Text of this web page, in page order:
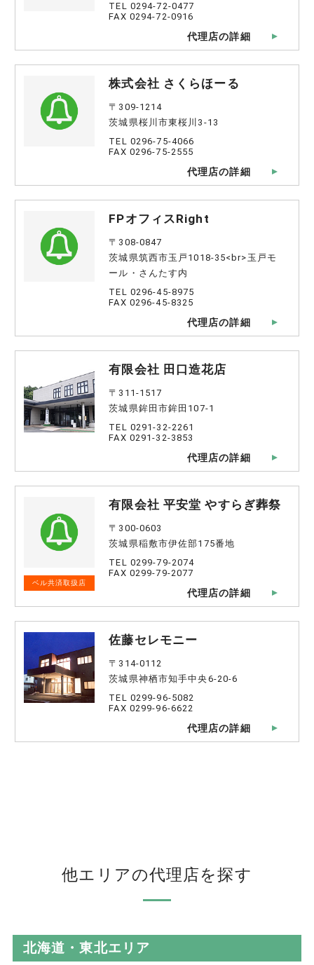
TEL 0294-72-0477
FAX 0294-72-0916
代理店の詳細
株式会社 さくらほーる
〒309-1214
茨城県桜川市東桜川3-13
TEL 0296-75-4066
FAX 0296-75-2555
代理店の詳細
FPオフィスRight
〒308-0847
茨城県筑西市玉戸1018-35<br>玉戸モ
ール・さんたす内
TEL 0296-45-8975
FAX 0296-45-8325
代理店の詳細
有限会社 田口造花店
〒311-1517
茨城県鉾田市鉾田107-1
TEL 0291-32-2261
FAX 0291-32-3853
代理店の詳細
ベル共済取扱店
有限会社 平安堂 やすらぎ葬祭
〒300-0603
茨城県稲敷市伊佐部175番地
TEL 0299-79-2074
FAX 0299-79-2077
代理店の詳細
佐藤セレモニー
〒314-0112
茨城県神栖市知手中央6-20-6
TEL 0299-96-5082
FAX 0299-96-6622
代理店の詳細
他エリアの代理店を探す
北海道・東北エリア